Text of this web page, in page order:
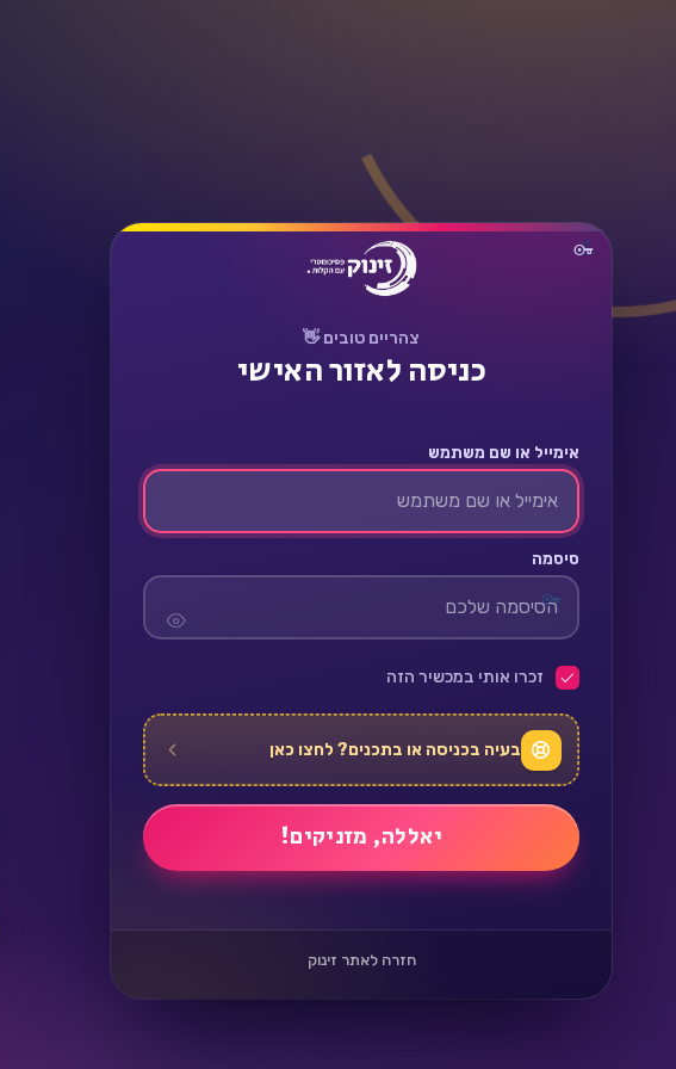
צהריים טובים 👋
כניסה לאזור האישי
אימייל או שם משתמש
סיסמה
זכרו אותי במכשיר הזה
בעיה בכניסה או בתכנים? לחצו כאן
חזרה לאתר זינוק